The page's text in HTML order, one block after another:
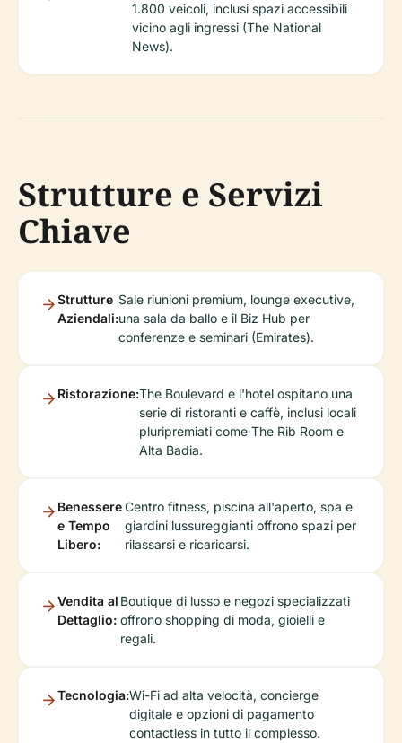
1.800 veicoli, inclusi spazi accessibili
vicino agli ingressi (The National
News).
Strutture e Servizi
Chiave
Strutture
Aziendali:
Sale riunioni premium, lounge executive,
una sala da ballo e il Biz Hub per
conferenze e seminari (Emirates).
Ristorazione:The Boulevard e l'hotel ospitano una
serie di ristoranti e caffè, inclusi locali
pluripremiati come The Rib Room e
Alta Badia.
Benessere
e Tempo
Libero:
Centro fitness, piscina all'aperto, spa e
giardini lussureggianti offrono spazi per
rilassarsi e ricaricarsi.
Vendita al
Dettaglio:
Boutique di lusso e negozi specializzati
offrono shopping di moda, gioielli e
regali.
Tecnologia:Wi-Fi ad alta velocità, concierge
digitale e opzioni di pagamento
contactless in tutto il complesso.